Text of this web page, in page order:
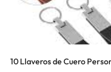
10 Llaveros de Cuero